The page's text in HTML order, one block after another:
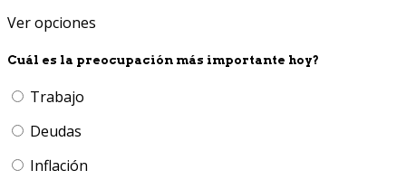
Ver opciones
Cuál es la preocupación más importante hoy?
Trabajo
Deudas
Inflación